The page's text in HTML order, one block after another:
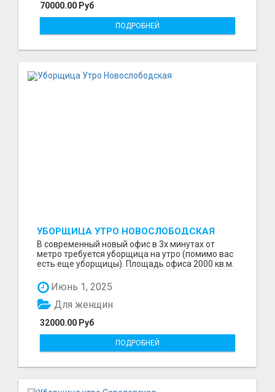
70000.00 Руб
ПОДРОБНЕЙ
УБОРЩИЦА УТРО НОВОСЛОБОДСКАЯ
В современный новый офис в 3х минутах от
метро требуется уборщица на утро (помимо вас
есть еще уборщицы). Площадь офиса 2000 кв.м.
Июнь 1, 2025
32000.00 Руб
Для женщин
ПОДРОБНЕЙ